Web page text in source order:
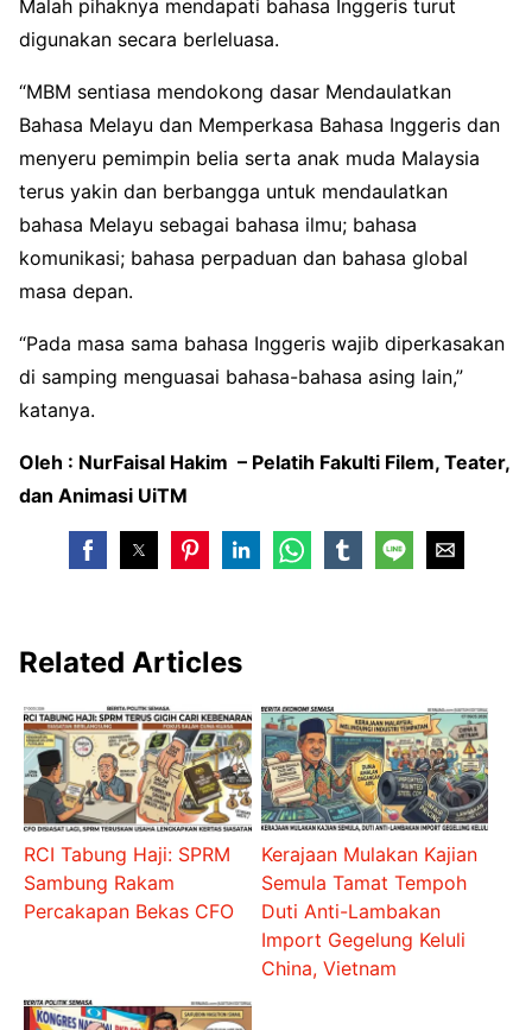
Malah pihaknya mendapati bahasa Inggeris turut
digunakan secara berleluasa.
“MBM sentiasa mendokong dasar Mendaulatkan
Bahasa Melayu dan Memperkasa Bahasa Inggeris dan
menyeru pemimpin belia serta anak muda Malaysia
terus yakin dan berbangga untuk mendaulatkan
bahasa Melayu sebagai bahasa ilmu; bahasa
komunikasi; bahasa perpaduan dan bahasa global
masa depan.
“Pada masa sama bahasa Inggeris wajib diperkasakan
di samping menguasai bahasa-bahasa asing lain,”
katanya.
Oleh : NurFaisal Hakim – Pelatih Fakulti Filem, Teater,
dan Animasi UiTM
Related Articles
RCI Tabung Haji: SPRM
Sambung Rakam
Percakapan Bekas CFO
Kerajaan Mulakan Kajian
Semula Tamat Tempoh
Duti Anti-Lambakan
Import Gegelung Keluli
China, Vietnam